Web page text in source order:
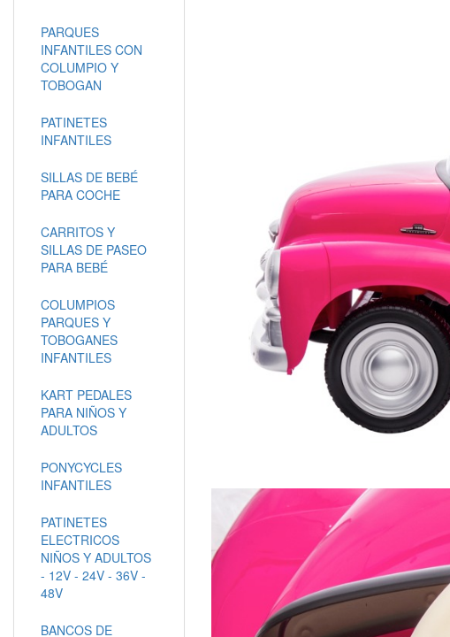
PARQUES
INFANTILES CON
COLUMPIO Y
TOBOGAN
PATINETES
INFANTILES
SILLAS DE BEBÉ
PARA COCHE
CARRITOS Y
SILLAS DE PASEO
PARA BEBÉ
COLUMPIOS
PARQUES Y
TOBOGANES
INFANTILES
KART PEDALES
PARA NIÑOS Y
ADULTOS
PONYCYCLES
INFANTILES
PATINETES
ELECTRICOS
NIÑOS Y ADULTOS
- 12V - 24V - 36V -
48V
BANCOS DE